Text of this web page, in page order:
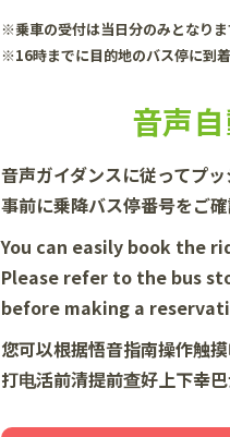
※乗車の受付は当日分のみとなり
※16時までに目的地のバス停に到
音声
音声ガイダンスに従ってプ
事前に乗降バス停番号をご
You can easily book the
Please refer to the bus
before making a
您可以根据悟音指南操作触摸
打电活前清提前查好上下幸巴